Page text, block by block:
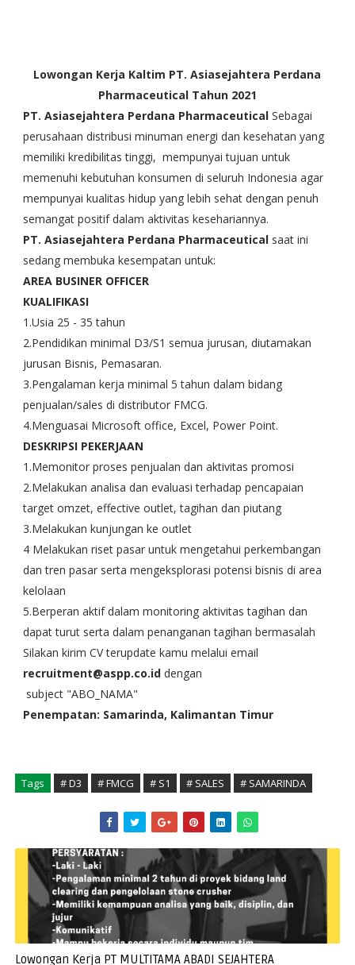
Lowongan Kerja Kaltim PT. Asiasejahtera Perdana
Pharmaceutical Tahun 2021
PT. Asiasejahtera Perdana Pharmaceutical Sebagai
perusahaan distribusi minuman energi dan kesehatan yang
memiliki kredibilitas tinggi, mempunyai tujuan untuk
memenuhi kebutuhan konsumen di seluruh Indonesia agar
mempunyai kualitas hidup yang lebih sehat dengan penuh
semangat positif dalam aktivitas kesehariannya.
PT. Asiasejahtera Perdana Pharmaceuticalsaat ini
sedang membuka kesempatan untuk:
AREA BUSINER OFFICER
KUALIFIKASI
1.Usia 25 - 35 tahun
2.Pendidikan minimal D3/S1 semua jurusan, diutamakan
jurusan Bisnis, Pemasaran.
3.Pengalaman kerja minimal 5 tahun dalam bidang
penjualan/sales di distributor FMCG.
4.Menguasai Microsoft office, Excel, Power Point.
DESKRIPSI PEKERJAAN
1.Memonitor proses penjualan dan aktivitas promosi
2.Melakukan analisa dan evaluasi terhadap pencapaian
target omzet, effective outlet, tagihan dan piutang
3.Melakukan kunjungan ke outlet
4 Melakukan riset pasar untuk mengetahui perkembangan
dan tren pasar serta mengeksplorasi potensi bisnis di area
kelolaan
5.Berperan aktif dalam monitoring aktivitas tagihan dan
dapat turut serta dalam penanganan tagihan bermasalah
Silakan kirim CV terupdate kamu melalui email
recruitment@aspp.co.id dengan
subject "ABO_NAMA"
Penempatan: Samarinda, Kalimantan Timur
Tags # D3 # FMCG # S1 # SALES # SAMARINDA
Lowongan Kerja PT MULTITAMA ABADI SEJAHTERA